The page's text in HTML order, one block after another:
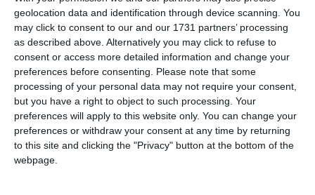
geolocation data and identification through device scanning. You
may click to consent to our and our 1731 partners’ processing
as described above. Alternatively you may click to refuse to
consent or access more detailed information and change your
preferences before consenting. Please note that some
processing of your personal data may not require your consent,
but you have a right to object to such processing. Your
preferences will apply to this website only. You can change your
preferences or withdraw your consent at any time by returning
to this site and clicking the "Privacy" button at the bottom of the
webpage.
dacă accidentul a fost provocat de o eroare umană, de o
defecțiune tehnică sau de o combinație a acestor factori.